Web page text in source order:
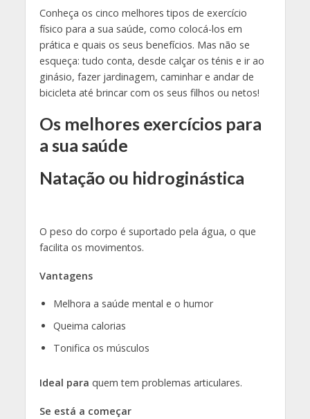
Conheça os cinco melhores tipos de exercício
físico para a sua saúde, como colocá-los em
prática e quais os seus benefícios. Mas não se
esqueça: tudo conta, desde calçar os ténis e ir ao
ginásio, fazer jardinagem, caminhar e andar de
bicicleta até brincar com os seus filhos ou netos!
Os melhores exercícios para
a sua saúde
Natação ou hidroginástica
O peso do corpo é suportado pela água, o que
facilita os movimentos.
Vantagens
Melhora a saúde mental e o humor
Queima calorias
Tonifica os músculos
Ideal para quem tem problemas articulares.
Se está a começar